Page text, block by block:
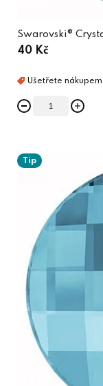
Swarovski®
40 Kč
Tip